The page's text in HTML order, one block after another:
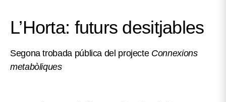
L’Horta: futurs desitjables
Segona trobada pública del projecte Connexions
metabòliques